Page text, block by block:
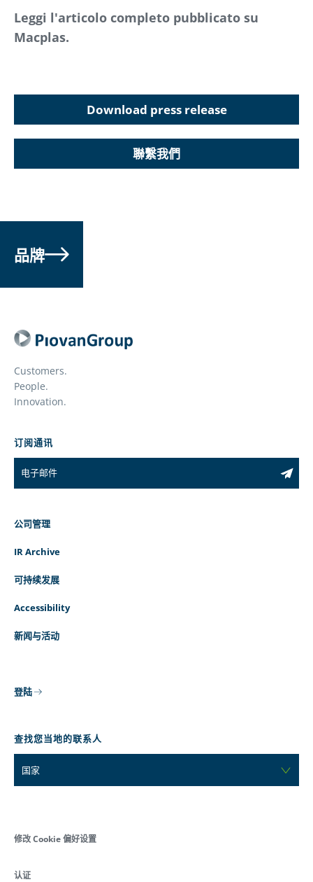
Leggi l'articolo completo pubblicato su
Macplas.
Download press release
聯繫我們
品牌
Customers.
People.
Innovation.
订阅通讯
公司管理
IR Archive
可持续发展
Accessibility
新闻与活动
登陆
查找您当地的联系人
国家
修改 Cookie 偏好设置
认证